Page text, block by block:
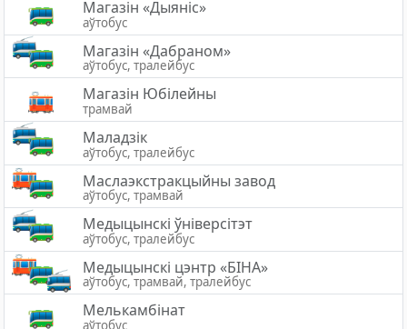
Магазін «Дыяніс»
аўтобус
Магазін «Дабраном»
аўтобус, тралейбус
Магазін Юбілейны
трамвай
Маладзік
аўтобус, тралейбус
Маслаэкстракцыйны завод
аўтобус, трамвай
Медыцынскі ўніверсітэт
аўтобус, тралейбус
Медыцынскi цэнтр «БIНА»
аўтобус, трамвай, тралейбус
Мелькамбінат
аўтобус